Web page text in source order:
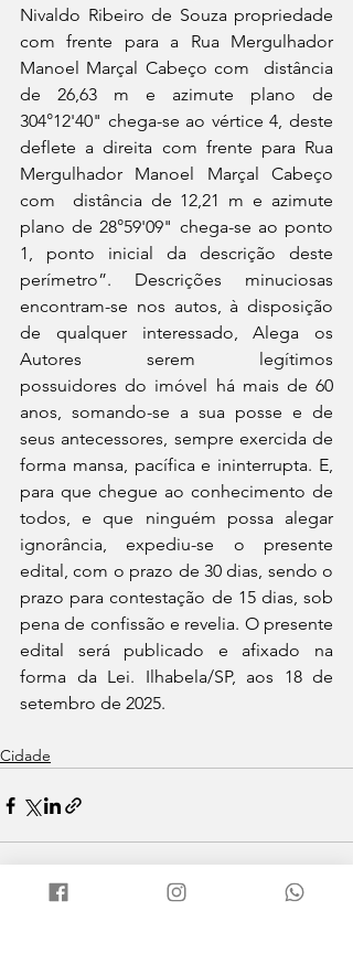
Nivaldo Ribeiro de Souza propriedade
com frente para a Rua Mergulhador
Manoel Marçal Cabeço com  distância
de 26,63 m e azimute plano de
304°12'40" chega-se ao vértice 4, deste
deflete a direita com frente para Rua
Mergulhador Manoel Marçal Cabeço
com  distância de 12,21 m e azimute
plano de 28°59'09" chega-se ao ponto
1, ponto inicial da descrição deste
perímetro”. Descrições minuciosas
encontram-se nos autos, à disposição
de qualquer interessado, Alega os
Autores serem legítimos
possuidores do imóvel há mais de 60
anos, somando-se a sua posse e de
seus antecessores, sempre exercida de
forma mansa, pacífica e ininterrupta. E,
para que chegue ao conhecimento de
todos, e que ninguém possa alegar
ignorância, expediu-se o presente
edital, com o prazo de 30 dias, sendo o
prazo para contestação de 15 dias, sob
pena de confissão e revelia. O presente
edital será publicado e afixado na
forma da Lei. Ilhabela/SP, aos 18 de
setembro de 2025.
Cidade